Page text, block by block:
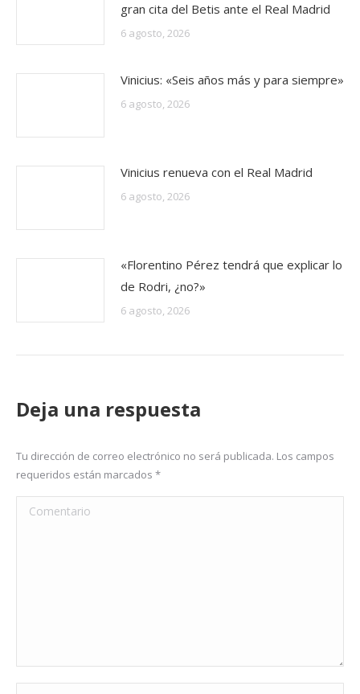
gran cita del Betis ante el Real Madrid
6 agosto, 2026
Vinicius: «Seis años más y para siempre»
6 agosto, 2026
Vinicius renueva con el Real Madrid
6 agosto, 2026
«Florentino Pérez tendrá que explicar lo
de Rodri, ¿no?»
6 agosto, 2026
Deja una respuesta
Tu dirección de correo electrónico no será publicada. Los campos
requeridos están marcados *
Comentario